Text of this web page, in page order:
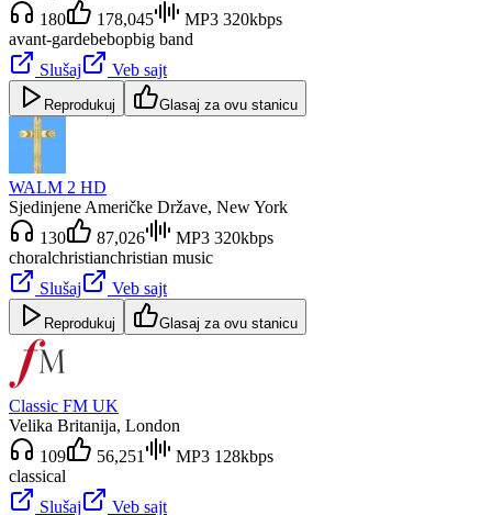
180
178,045
MP3 320kbps
avant-gardebebopbig band
Slušaj
Veb sajt
Reprodukuj Glasaj za ovu stanicu
WALM 2 HD
Sjedinjene Američke Države, New York
130
87,026
MP3 320kbps
choralchristianchristian music
Slušaj
Veb sajt
Reprodukuj Glasaj za ovu stanicu
Classic FM UK
Velika Britanija, London
109
56,251
MP3 128kbps
classical
Slušaj
Veb sajt